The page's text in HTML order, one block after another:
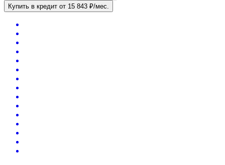
Купить в кредит от 15 843 ₽/мес.